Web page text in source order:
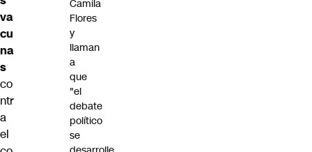
va
cu
na
s
co
ntr
a
el
Camila
Flores
y
llaman
a
que
"el
debate
político
se